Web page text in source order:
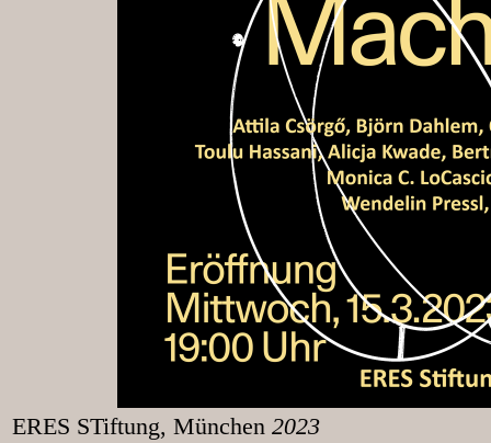
ERES STiftung, München 2023